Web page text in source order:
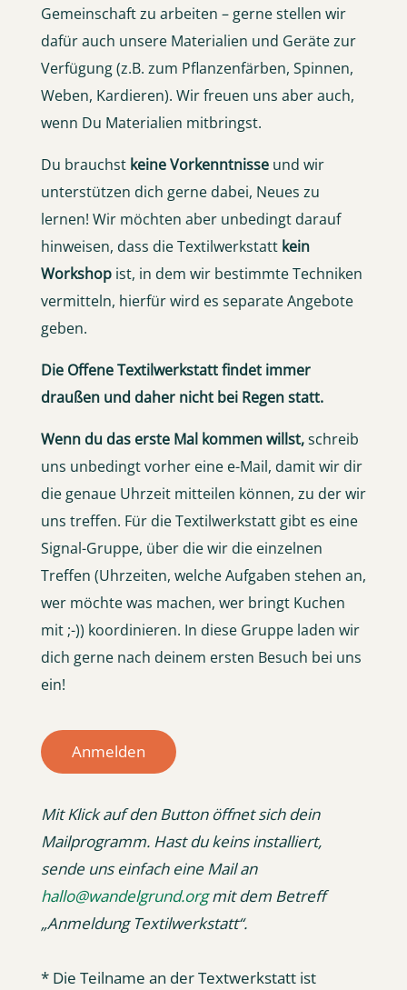
Gemeinschaft zu arbeiten – gerne stellen wir
dafür auch unsere Materialien und Geräte zur
Verfügung (z.B. zum Pflanzenfärben, Spinnen,
Weben, Kardieren). Wir freuen uns aber auch,
wenn Du Materialien mitbringst.
Du brauchstkeine Vorkenntnisseund wir
unterstützen dich gerne dabei, Neues zu
lernen! Wir möchten aber unbedingt darauf
hinweisen, dass die Textilwerkstatt kein
Workshopist, in dem wir bestimmte Techniken
vermitteln, hierfür wird es separate Angebote
geben.
Die Offene Textilwerkstatt findet immer
draußen und daher nicht bei Regen statt.
Wenn du das erste Mal kommen willst,schreib
uns unbedingt vorher eine e-Mail, damit wir dir
die genaue Uhrzeit mitteilen können, zu der wir
uns treffen. Für die Textilwerkstatt gibt es eine
Signal-Gruppe, über die wir die einzelnen
Treffen (Uhrzeiten, welche Aufgaben stehen an,
wer möchte was machen, wer bringt Kuchen
mit ;-)) koordinieren. In diese Gruppe laden wir
dich gerne nach deinem ersten Besuch bei uns
ein!
Anmelden
Mit Klick auf den Button öffnet sich dein
Mailprogramm. Hast du keins installiert,
sende uns einfach eine Mail an
hallo@wandelgrund.orgmit dem Betreff
Anmeldung Textilwerkstatt“.
* Die Teilname an der Textwerkstatt ist